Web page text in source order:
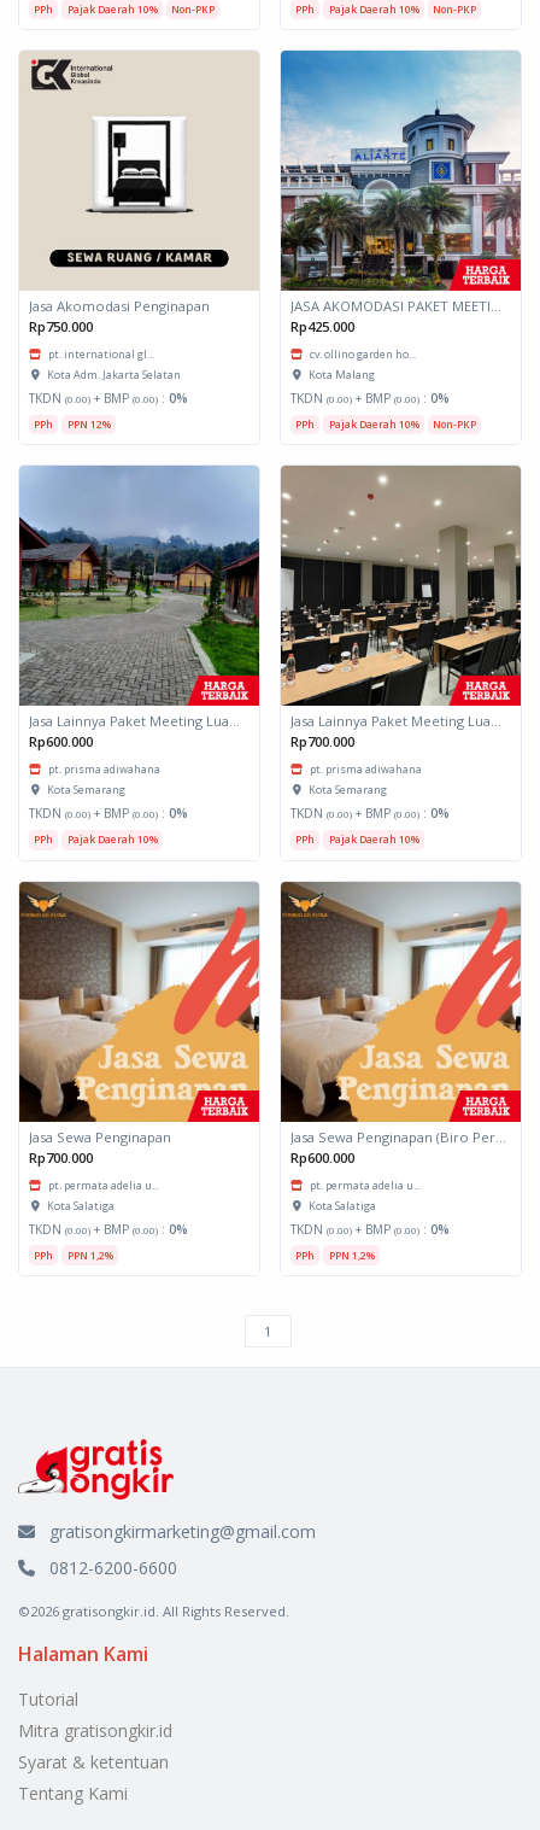
PPh Pajak Daerah 10% Non-PKP PPh Pajak Daerah 10% Non-PKP
Jasa Akomodasi Penginapan
Rp750.000
pt. international gl...
Kota Adm. Jakarta Selatan
TKDN (0.00) + BMP (0.00) : 0%
PPh PPN 12%
Rp425.000
cv. ollino garden ho...
Kota Malang
TKDN (0.00) + BMP (0.00) : 0%
PPh Pajak Daerah 10% Non-PKP
Jasa Lainnya Paket Meeting Luar Kota Hari Bumi 2
Rp600.000
pt. prisma adiwahana
Kota Semarang
TKDN (0.00) + BMP (0.00) : 0%
PPh Pajak Daerah 10%
Jasa Lainnya Paket Meeting Luar Kota Hari Bumi 1
Rp700.000
pt. prisma adiwahana
Kota Semarang
TKDN (0.00) + BMP (0.00) : 0%
PPh Pajak Daerah 10%
Jasa Sewa Penginapan
Rp700.000
pt. permata adelia u...
Kota Salatiga
TKDN (0.00) + BMP (0.00) : 0%
PPh PPN 1,2%
Rp600.000
pt. permata adelia u...
Kota Salatiga
TKDN (0.00) + BMP (0.00) : 0%
PPh PPN 1,2%
gratisongkirmarketing@gmail.com
0812-6200-6600
©2026 gratisongkir.id. All Rights Reserved.
Halaman Kami
Tutorial
Mitra gratisongkir.id
Syarat & ketentuan
Tentang Kami